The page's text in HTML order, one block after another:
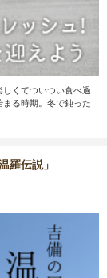
くてついつい食べ過
る時期。冬で鈍った
羅伝説」